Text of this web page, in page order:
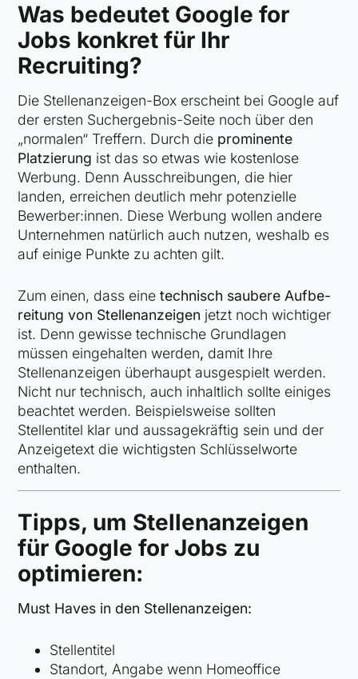
Was bedeutet Google for
Jobs konkret für Ihr
Recruiting?
Die Stellenanzeigen-Box erscheint bei Google auf
der ersten Suchergebnis-Seite noch über den
„normalen“ Treffern. Durch die prominente
Platzierung ist das so etwas wie kostenlose
Werbung. Denn Ausschreibungen, die hier
landen, erreichen deutlich mehr potenzielle
Bewerber:innen. Diese Werbung wollen andere
Unternehmen natürlich auch nutzen, weshalb es
auf einige Punkte zu achten gilt.
Zum einen, dass einetech­nisch sau­be­re Auf­be­
rei­tung von Stellenanzeigen jetzt noch wichtiger
ist. Denn gewisse tech­ni­sche Grund­la­gen
müssen eingehalten werden, damit Ihre
Stellenanzeigen über­haupt ausgespielt werden.
Nicht nur technisch, auch inhaltlich sollte einiges
beachtet werden. Beispielsweise sollten
Stellentitel klar und aussagekräftig sein und der
Anzeigetext die wichtigsten Schlüsselworte
enthalten.
Tipps, um Stellenanzeigen
für Google for Jobs zu
optimieren:
Must Haves in den Stellenanzeigen:
Stellentitel
Standort, Angabe wenn Homeoffice